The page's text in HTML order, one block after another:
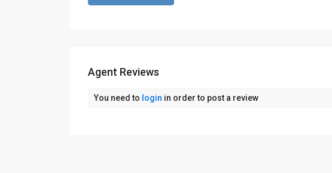
Agent Reviews
You need to login in order to post a review